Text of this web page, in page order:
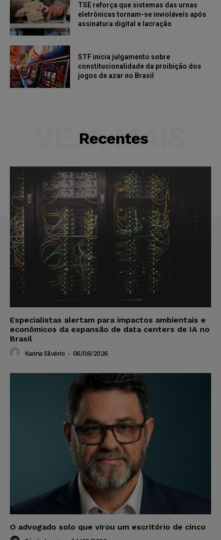
TSE reforça que sistemas das urnas
eletrônicas tornam-se invioláveis após
assinatura digital e lacração
STF inicia julgamento sobre
constitucionalidade da proibição dos
jogos de azar no Brasil
Recentes
VEJA MAIS
Especialistas alertam para impactos ambientais e
econômicos da expansão de data centers de IA no
Brasil
Karina Silvério - 06/08/2026
O advogado solo que virou um escritório de cinco